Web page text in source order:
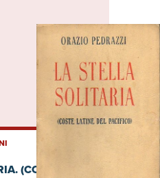
(COSTE LATINE